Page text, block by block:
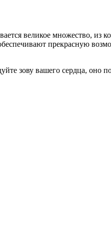
великое множество, из
прекрасную
зову вашего сердца, оно